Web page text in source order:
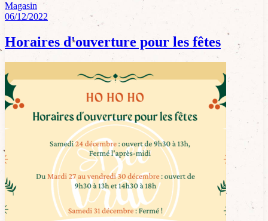
Magasin
06/12/2022
Horaires d'ouverture pour les fêtes